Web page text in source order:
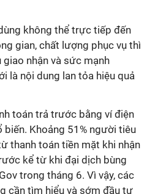
không thể trực tiếp đến
gian, chất lượng phục vụ thì
nhận và sức mạnh
là nội dung lan tỏa hiệu quả
toán trả trước bằng ví điện
Khoảng 51% người tiêu
thanh toán tiền mặt khi nhận
kể từ khi đại dịch bùng
trong tháng 6. Vì vậy, các
cần tìm hiểu và sớm đầu tư